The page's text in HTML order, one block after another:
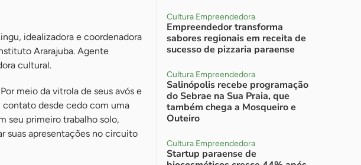
idealizadora e coordenadora
Ararajuba. Agente
cultural.
meio da vitrola de seus avós e
contato desde cedo com uma
seu primeiro trabalho solo,
suas apresentações no circuito
Cultura Empreendedora
Empreendedor transforma
sabores regionais em receita de
sucesso de pizzaria paraense
Cultura Empreendedora
Salinópolis recebe programação
do Sebrae na Sua Praia, que
também chega a Mosqueiro e
Outeiro
Cultura Empreendedora
Startup paraense de